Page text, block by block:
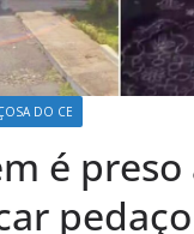
DO CE
é preso